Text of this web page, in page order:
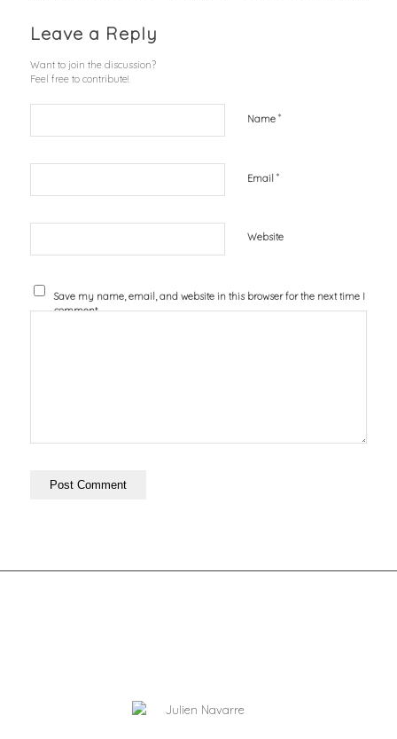
Leave a Reply
Want to join the discussion?
Feel free to contribute!
Name *
Email *
Website
Save my name, email, and website in this browser for the next time I
comment.